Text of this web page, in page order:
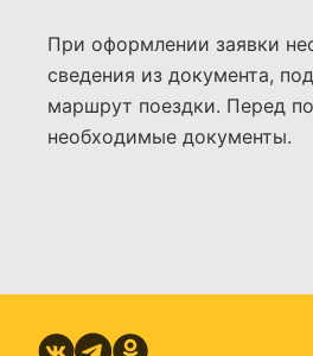
При оформлении заявки
сведения из документа,
маршрут поездки. Перед
необходимые документы.